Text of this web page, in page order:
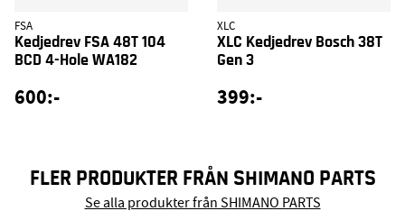
FSA
Kedjedrev FSA 48T 104
BCD 4-Hole WA182
600:-
XLC
XLC Kedjedrev Bosch 38T
Gen 3
399:-
FLER PRODUKTER FRÅN SHIMANO PARTS
Se alla produkter från SHIMANO PARTS